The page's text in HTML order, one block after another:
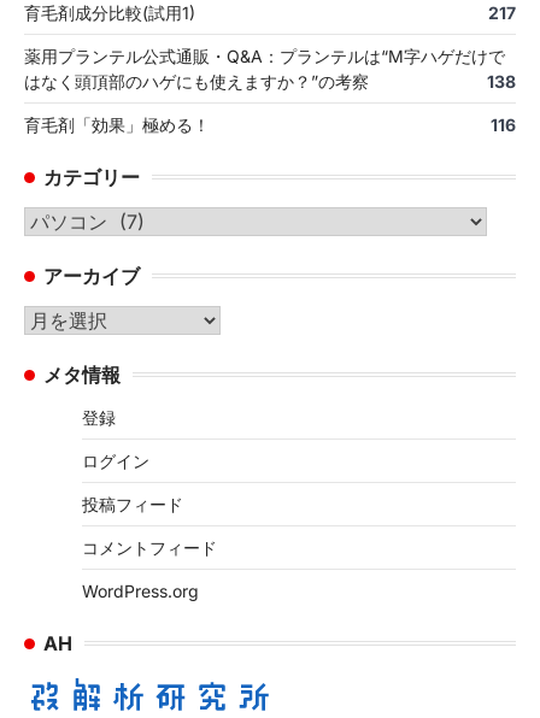
育毛剤成分比較(試用1) 217
薬用プランテル公式通販・Q&A：プランテルは“M字ハゲだけで
はなく頭頂部のハゲにも使えますか？”の考察
138
育毛剤「効果」極める！ 116
カテゴリー
カ
ゴ
リ
ー
アーカイブ
ア
カ メタ情報
登録
ログイン
投稿フィード
コメントフィード
WordPress.org
AH